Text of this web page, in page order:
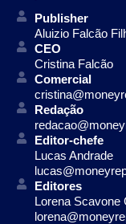
Publisher
Aluizio Falcão
CEO
Cristina Falcão
Comercial
Redação
Editor-chefe
Lucas Andrade
Editores
Lorena Scavone